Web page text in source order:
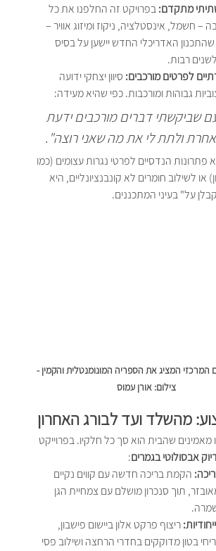
מתקדם: בפרויקט זה החלפנו את כל
– חשמל, אינסטלציה, ניקוז ומיזוג אוויר –
האדריכלי החדש יישען על בסיס
רבות.
לפרטים מורכבים: סיוון יצחקי ידועה
גבוהות ומורכבות. כפי שהיא מעידה:
שביקשתי דברים מורכבים ידעת
אחרת ולתת לי את מה שאני רוצה" .
פתרונות הנדסיים לפרטי נגרות עצומים (כמו
או לשילוב חומרים לא קונבנציונליים, היא
על" בעיני המתכננים.
המרכזי המציג את הספריה המונומנטלית והקמין -
צילום: אורן עמוס
מהשלד ועד לבורג האחרון
שהבית הוא סך כל חלקיו. בפרוייקט
אבסולוטי בגמרים:
הקמת בריכה חדשה עם קווים נקיים
תוך סנכרון מושלם עם צמחיית הגן
ריצוף פרקט אלון ביישום פישבון,
בטון מדוקקים בחדרי הרחצה ושילוב פסי